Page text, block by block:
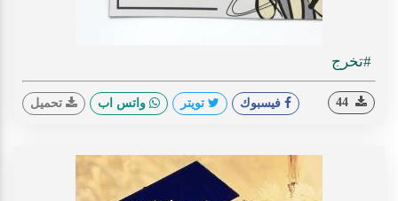
#تخرج
فيسبوك تويتر واتس اب تحميل